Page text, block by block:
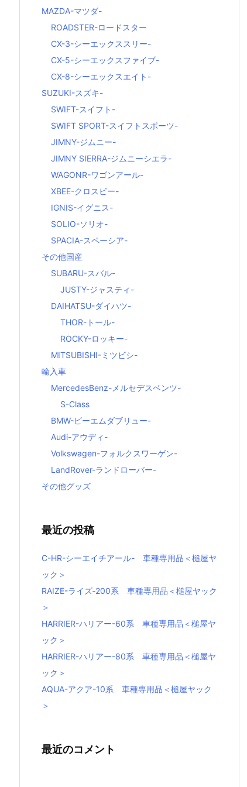
MAZDA-マツダ-
ROADSTER-ロードスター
CX-3-シーエックススリー-
CX-5-シーエックスファイブ-
CX-8-シーエックスエイト-
SUZUKI-スズキ-
SWIFT-スイフト-
SWIFT SPORT-スイフトスポーツ-
JIMNY-ジムニー-
JIMNY SIERRA-ジムニーシエラ-
WAGONR-ワゴンアール-
XBEE-クロスビー-
IGNIS-イグニス-
SOLIO-ソリオ-
SPACIA-スペーシア-
その他国産
SUBARU-スバル-
JUSTY-ジャスティ-
DAIHATSU-ダイハツ-
THOR-トール-
ROCKY-ロッキー-
MITSUBISHI-ミツビシ-
輸入車
MercedesBenz-メルセデスベンツ-
S-Class
BMW-ビーエムダブリュー-
Audi-アウディ-
Volkswagen-フォルクスワーゲン-
LandRover-ランドローバー-
その他グッズ
最近の投稿
C-HR-シーエイチアール- 車種専用品＜槌屋ヤ
ック＞
RAIZE-ライズ‐200系 車種専用品＜槌屋ヤック
＞
HARRIER-ハリアー-60系 車種専用品＜槌屋ヤ
ック＞
HARRIER-ハリアー-80系 車種専用品＜槌屋ヤ
ック＞
AQUA-アクア-10系 車種専用品＜槌屋ヤック
＞
最近のコメント